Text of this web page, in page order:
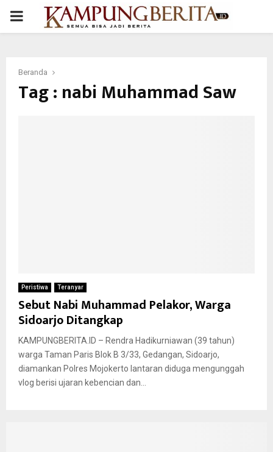
PRIMARY
Beranda
Tag : nabi Muhammad Saw
Peristiwa Teranyar
Sebut Nabi Muhammad Pelakor, Warga
Sidoarjo Ditangkap
KAMPUNGBERITA.ID – Rendra Hadikurniawan (39 tahun)
warga Taman Paris Blok B 3/33, Gedangan, Sidoarjo,
diamankan Polres Mojokerto lantaran diduga mengunggah
vlog berisi ujaran kebencian dan...